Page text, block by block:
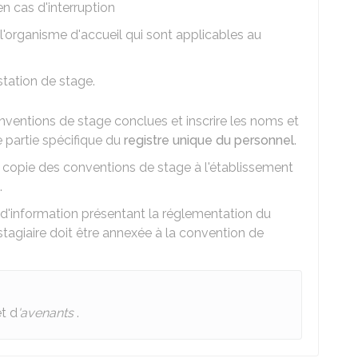
cas d'interruption
d'accueil qui sont applicables au
de stage.
de stage conclues et inscrire les noms et
partie spécifique du registre unique du personnel.
des conventions de stage à l'établissement
présentant la réglementation du
doit être annexée à la convention de
d'avenants.